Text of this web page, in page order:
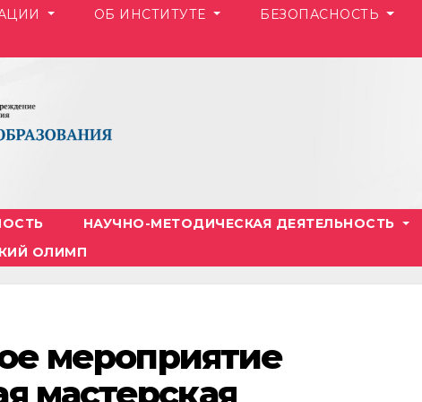
ОБ ИНСТИТУТЕ
БЕЗОПАСНОСТЬ
НАУЧНО-МЕТОДИЧЕСКАЯ ДЕЯТЕЛЬНОСТЬ
ОЛИМП
мероприятие